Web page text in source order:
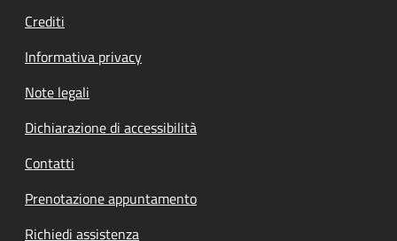
Crediti
Informativa privacy
Note legali
Dichiarazione di accessibilità
Contatti
Prenotazione appuntamento
Richiedi assistenza